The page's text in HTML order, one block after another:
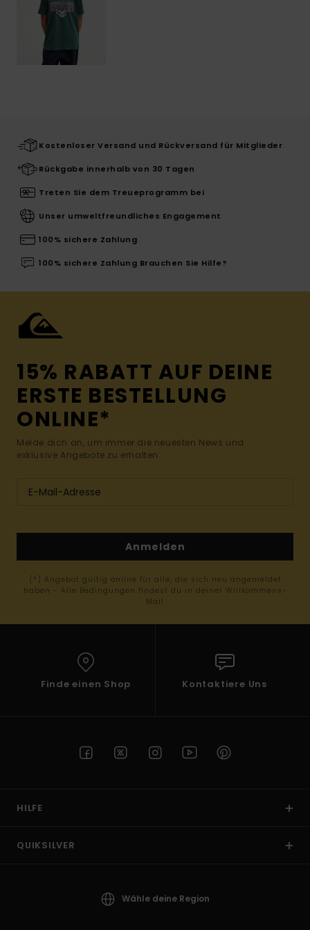
Kostenloser Versand und Rückversand für Mitglieder
Rückgabe innerhalb von 30 Tagen
Treten Sie dem Treueprogramm bei
Unser umweltfreundliches Engagement
100% sichere Zahlung
100% sichere Zahlung Brauchen Sie Hilfe?
15% RABATT AUF DEINE
ERSTE BESTELLUNG
ONLINE*
Melde dich an, um immer die neuesten News und
exklusive Angebote zu erhalten.
Anmelden
(*) Angebot gültig online für alle, die sich neu angemeldet
haben - Alle Bedingungen findest du in deiner Willkommens-
Mail
Finde einen Shop Kontaktiere Uns
HILFE
QUIKSILVER
Wähle deine Region